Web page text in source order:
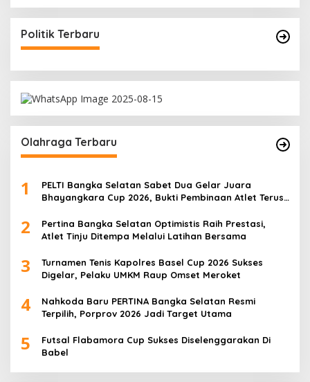
Politik Terbaru
Olahraga Terbaru
1
PELTI Bangka Selatan Sabet Dua Gelar Juara
Bhayangkara Cup 2026, Bukti Pembinaan Atlet Terus
2
Pertina Bangka Selatan Optimistis Raih Prestasi,
Atlet Tinju Ditempa Melalui Latihan Bersama
3
Turnamen Tenis Kapolres Basel Cup 2026 Sukses
Digelar, Pelaku UMKM Raup Omset Meroket
4
Nahkoda Baru PERTINA Bangka Selatan Resmi
Terpilih, Porprov 2026 Jadi Target Utama
5
Futsal Flabamora Cup Sukses Diselenggarakan Di
Babel